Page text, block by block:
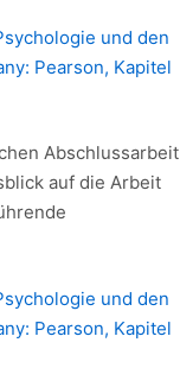
und den
Pearson, Kapitel
Abschlussarbeit
auf die Arbeit
und den
Pearson, Kapitel